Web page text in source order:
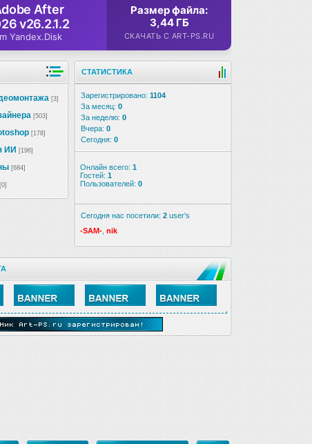
After
v26.2.1.2
Yandex.Disk
Размер файла:
3,44 ГБ
СКАЧАТЬ С ART-PS.RU
[3]
[503]
[178]
ИИ [196]
[684]
[0]
СТАТИСТИКА
Зарегистрировано: 1104
За месяц: 0
За неделю: 0
Вчера: 0
Сегодня: 0
Онлайн всего: 1
Гостей: 1
Пользователей: 0
Сегодня нас посетили: 2 user's
-SAM- nik